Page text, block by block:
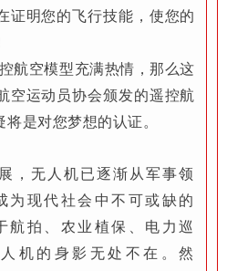
证明您的飞行技能，使您的
航空模型充满热情，那么这
空运动员协会颁发的遥控航
是对您梦想的认证。
，无人机已逐渐从军事领
为现代社会中不可或缺的
航拍、农业植保、电力巡
机的身影无处不在。然